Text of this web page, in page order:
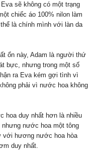
sẽ không có một trạng
chiếc áo 100% nilon làm
là chính mình với làn da
ổn này, Adam là người thứ
bực, nhưng trong một số
ra Eva kém gợi tình vì
phải vì nước hoa không
hoa duy nhất hơn là nhiều
nhưng nước hoa một tông
với hương nước hoa hòa
duy nhất.